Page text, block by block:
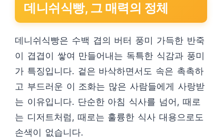
데니쉬식빵, 그 매력의 정체
데니쉬식빵은 수백 겹의 버터 풍미 가득한 반죽
이 겹겹이 쌓여 만들어내는 독특한 식감과 풍미
가 특징입니다. 겉은 바삭하면서도 속은 촉촉하
고 부드러운 이 조화는 많은 사람들에게 사랑받
는 이유입니다. 단순한 아침 식사를 넘어, 때로
는 디저트처럼, 때로는 훌륭한 식사 대용으로도
손색이 없습니다.